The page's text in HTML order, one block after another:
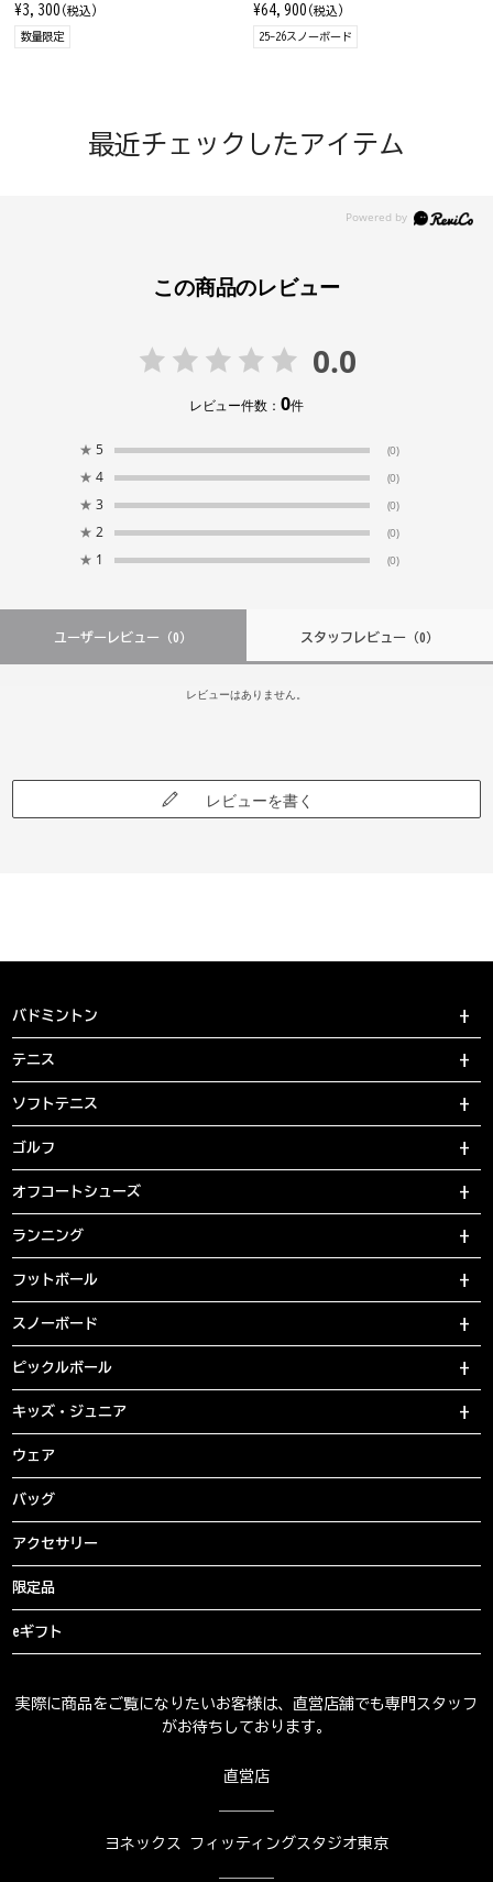
¥3,300 (税込)
数量限定
¥64,900 (税込)
25-26スノーボード
最近チェックしたアイテム
この商品のレビュー
0.0
レビュー件数：0件
★ 5 (0)
★ 4 (0)
★ 3 (0)
★ 2 (0)
★ 1 (0)
ユーザーレビュー （0） スタッフレビュー（0）
レビューはありません。
レビューを書く
バドミントン
テニス
ソフトテニス
ゴルフ
オフコートシューズ
ランニング
フットボール
スノーボード
ピックルボール
キッズ・ジュニア
ウェア
バッグ
アクセサリー
限定品
eギフト
実際に商品をご覧になりたいお客様は、直営店舗でも専門スタッフ
がお待ちしております。
直営店
ヨネックス フィッティングスタジオ東京